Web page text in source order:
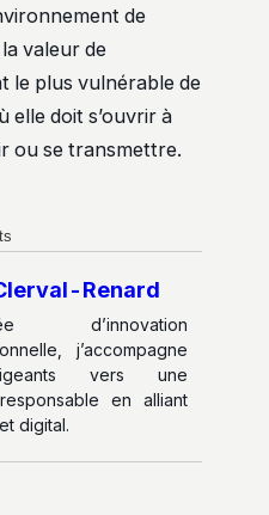
de
valeur de
le plus vulnérable de
elle doit s’ouvrir à
ou se transmettre.
Renard
d’innovation
j’accompagne
vers une
en alliant
digital.